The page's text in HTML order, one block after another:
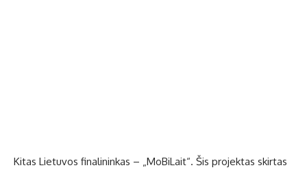
Kitas Lietuvos finalininkas – „MoBiLait“. Šis projektas skirtas